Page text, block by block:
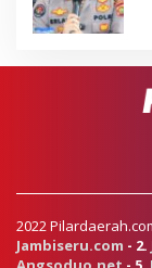
2022
Jambiseru.com - 2.